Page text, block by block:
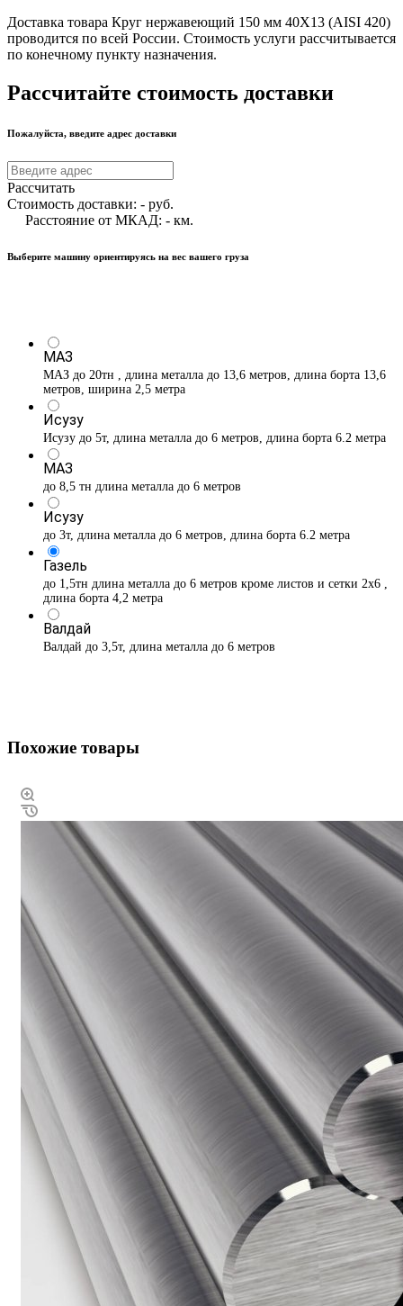
Доставка товара Круг нержавеющий 150 мм 40Х13 (AISI 420)
проводится по всей России. Стоимость услуги рассчитывается
по конечному пункту назначения.
Рассчитайте стоимость доставки
Пожалуйста, введите адрес доставки
Рассчитать
Стоимость доставки: - руб.
Расстояние от МКАД: - км.
Выберите машину ориентируясь на вес вашего груза
МАЗ
МАЗ до 20тн , длина металла до 13,6 метров, длина борта 13,6
метров, ширина 2,5 метра
Исузу
Исузу до 5т, длина металла до 6 метров, длина борта 6.2 метра
МАЗ
до 8,5 тн длина металла до 6 метров
Исузу
до 3т, длина металла до 6 метров, длина борта 6.2 метра
Газель
до 1,5тн длина металла до 6 метров кроме листов и сетки 2х6 ,
длина борта 4,2 метра
Валдай
Валдай до 3,5т, длина металла до 6 метров
Похожие товары